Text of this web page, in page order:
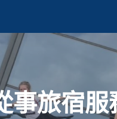
事旅宿